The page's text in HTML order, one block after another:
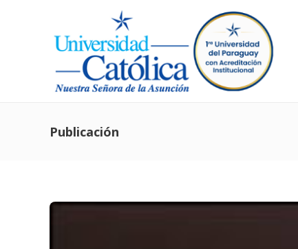
Publicación